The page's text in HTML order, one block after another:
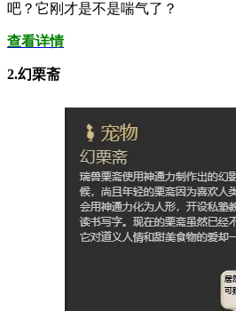
吧？它刚才是不是喘气了？
查看详情
2.幻栗斋